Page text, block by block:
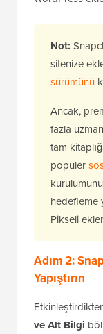
Not:
sitenize
sürümünü
Ancak,
fazla
tam
popüler
hedefleme
Pikseli
Adım 2:
Yapıştırın
ve Alt Bilgi